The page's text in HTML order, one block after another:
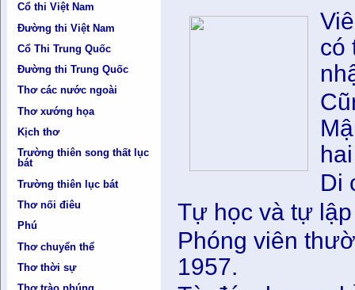
Cổ thi Việt Nam
Đường thi Việt Nam
Cổ Thi Trung Quốc
Đường thi Trung Quốc
Thơ các nước ngoài
Thơ xướng họa
Kịch thơ
Trường thiên song thất lục
bát
Trường thiên lục bát
Thơ nối điêu
Phú
Thơ chuyển thể
Thơ thời sự
có
Di
Tự học và tự
Phóng viên
1957.